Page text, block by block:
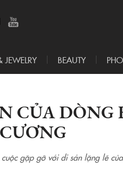
BEAUTY
CỦA DÒNG
gặp gỡ với di sản lặng lẽ